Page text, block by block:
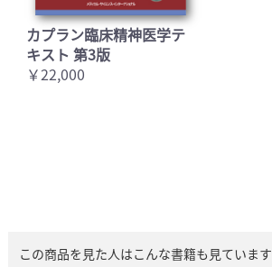
カプラン臨床精神医学テ
キスト 第3版
￥22,000
この商品を見た人はこんな書籍も見ています